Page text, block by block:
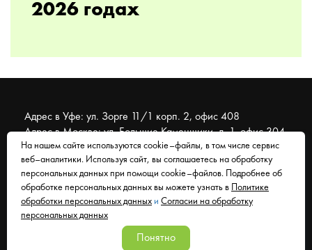
2026 годах
Адрес в Уфе: ул. Зорге 11/1 корп. 2, офис 408
Адрес в Москве: ул. Большие Каменщики, д. 1, офис 304
© 2007 - 2026 Муравейник. SEO-продвижение, реклама,
сайты. Находимся в Уфе, работаем со всем миром.
Согласие на обработку персональных данных
Политика обработки персональных данных
На нашем сайте используются cookie–файлы, в том числе сервис
веб–аналитики. Используя сайт, вы соглашаетесь на обработку
персональных данных при помощи cookie–файлов. Подробнее об
обработке персональных данных вы можете узнать в
Политике
обработки персональных данных и Согласии на обработку
персональных данных
Понятно